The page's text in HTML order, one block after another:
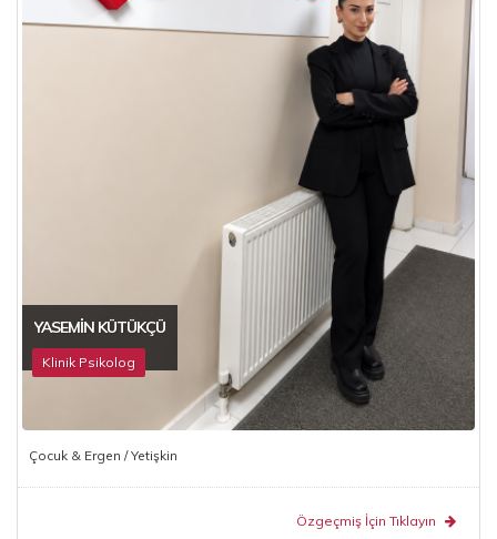
YASEMIN KÜTÜKÇÜ
Klinik Psikolog
Çocuk & Ergen / Yetişkin
Özgeçmiş İçin Tıklayın